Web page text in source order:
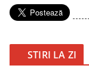
STIRI LA ZI